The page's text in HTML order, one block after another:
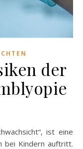
der
bei Kindern auftritt.